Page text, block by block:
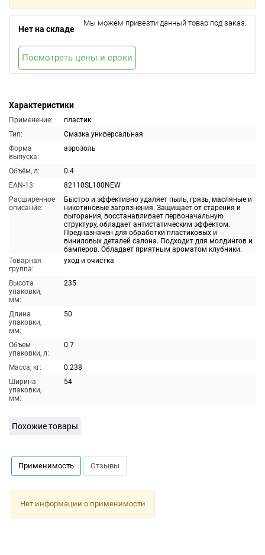
Характеристики
Применение:
пластик
Тип:
Смазка универсальная
Форма
выпуска:
аэрозоль
Объём, л:
0.4
EAN-13:
82110SL100NEW
Расширенное
описание:
Быстро и эффективно удаляет пыль, грязь, масляные и
никотиновые загрязнения. Защищает от старения и
выгорания, восстанавливает первоначальную
структуру, обладает антистатическим эффектом.
Предназначен для обработки пластиковых и
виниловых деталей салона. Подходит для молдингов и
бамперов. Обладает приятным ароматом клубники.
Товарная
группа:
уход и очистка
Высота
упаковки,
мм:
235
Длина
упаковки,
мм:
50
Объем
упаковки, л:
0.7
Масса, кг:
0.238
Ширина
упаковки,
мм:
54
Нет на складе
Мы можем привезти данный товар под заказ.
Посмотреть цены и сроки
Похожие товары
Применимость Отзывы
Нет информации о применимости